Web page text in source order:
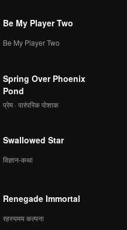
Be My Player Two
Be My Player Two
Spring Over Phoenix
Pond
प्रेम · पारंपरिक पोशाक
Swallowed Star
विज्ञान-कथा
Renegade Immortal
रहस्यमय कल्पना